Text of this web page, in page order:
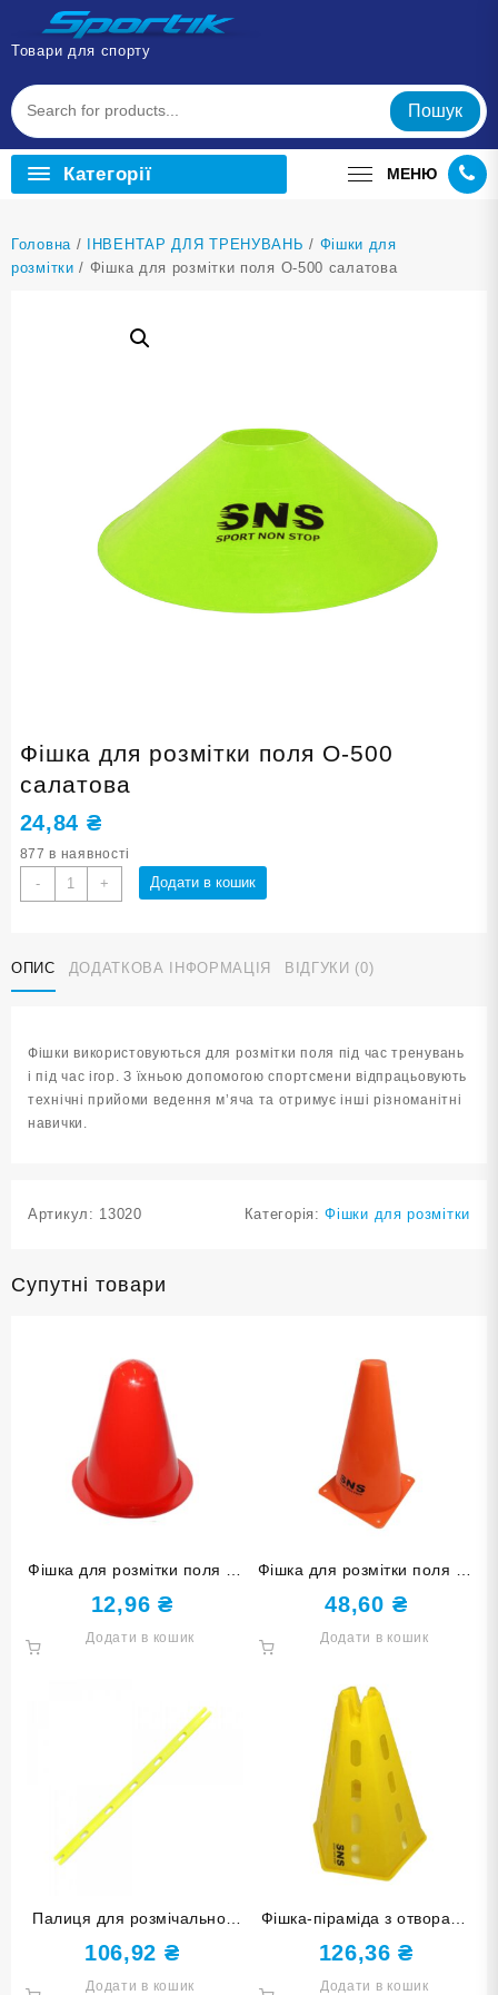
Перейти
вмісту
Товари для спорту
Пошук
Категорії МЕНЮ
Головна / ІНВЕНТАР ДЛЯ ТРЕНУВАНЬ / Фішки для
розмітки / Фішка для розмітки поля O-500 салатова
Фішка для розмітки поля O-500
салатова
24,84 ₴
877 в наявності
-
Фішка
для
O-
500
+ Додати в кошик
ОПИС ДОДАТКОВА ІНФОРМАЦІЯ ВІДГУКИ (0)
Фішки використовуються для розмітки поля під час тренувань
і під час ігор. З їхньою допомогою спортсмени відпрацьовують
технічні прийоми ведення м’яча та отримує інші різноманітні
навички.
Артикул: 13020 Категорія:Фішки для розмітки
Супутні товари
Фішка для розмітки поля 8
см F-8cm червона
12,96 ₴
Додати в кошик
Фішка для розмітки поля 23
см оранжева F-23cm-ОРН
48,60 ₴
Додати в кошик
Палиця для розмічальної
фішки жовта O-992-G80-Ж
106,92 ₴
Додати в кошик
Фішка-піраміда з отворами
31 см жовта O-992-6-Ж
126,36₴
Додати в кошик